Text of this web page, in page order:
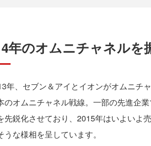
年のオムニチャネルを
年、セブン＆アイとイオンがオムニチ
のオムニチャネル戦線。一部の先進企
先鋭化させており、2015年はいよいよ
うな様相を呈しています。